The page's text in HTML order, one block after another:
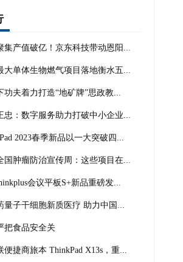
集产值破亿！京东科技带动恩阳...
大单体生物燃气项目落地衡水五...
功夫着力打造“地矿牌”思政教...
忠：数字服务助力打破中小企业...
2023春季新品以一大突破四...
国肿瘤防治宣传周：这些项目在...
会议平板S+新品重磅发...
量子干细胞新质医疗 助力中国...
把食品安全关
便捷商旅本 ThinkPad X13s，重...